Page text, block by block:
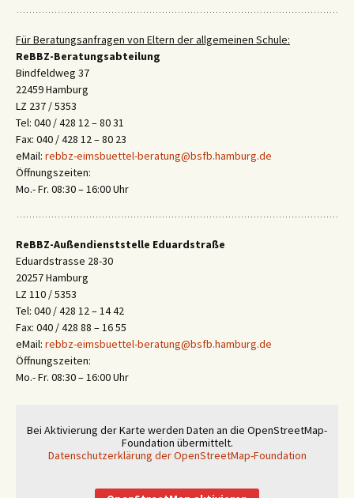
Für Beratungsanfragen von Eltern der allgemeinen Schule:
ReBBZ-Beratungsabteilung
Bindfeldweg 37
22459 Hamburg
LZ 237 / 5353
Tel: 040 / 428 12 – 80 31
Fax: 040 / 428 12 – 80 23
eMail: rebbz-eimsbuettel-beratung@bsfb.hamburg.de
Öffnungszeiten:
Mo.- Fr. 08:30 – 16:00 Uhr
ReBBZ-Außendienststelle Eduardstraße
Eduardstrasse 28-30
20257 Hamburg
LZ 110 / 5353
Tel: 040 / 428 12 – 14 42
Fax: 040 / 428 88 – 16 55
eMail: rebbz-eimsbuettel-beratung@bsfb.hamburg.de
Öffnungszeiten:
Mo.- Fr. 08:30 – 16:00 Uhr
Bei Aktivierung der Karte werden Daten an die OpenStreetMap-
Foundation übermittelt.
Datenschutzerklärung der OpenStreetMap-Foundation